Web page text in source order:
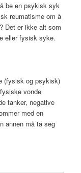
be en psykisk syk
reumatisme om å
Det er ikke alt som
eller fysisk syke.
(fysisk og psykisk)
vonde
tanker, negative
med en
annen må ta seg